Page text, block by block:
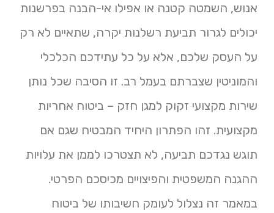
אנוש, השמטה קטנה או אפילו אי-הבנה בפרשנות
יכולים לגרור תביעת רשלנות יקרה, שתאיים לא רק
על העסק שלכם, אלא על כל עתידכם הכלכלי
והמוניטין שצברתם בעמל רב. זו הסיבה שכל נותן
שירות מקצועי זקוק למגן חזק – ביטוח אחריות
מקצועית. זהו הפתרון היחיד המבטיח שגם אם
תוגש נגדכם תביעה, לא תצטרכו לממן את עלויות
ההגנה המשפטית והפיצויים מכיסכם הפרטי.
במאמר זה נצלול לעומק חשיבותו של ביטוח